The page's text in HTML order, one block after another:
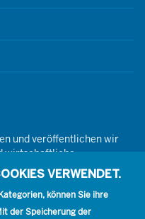
und veröffentlichen wir
wirtschaftliche
der Neutralität,
und der
VERWENDET.
können Sie ihre
der Speicherung der